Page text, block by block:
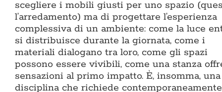
scegliere i mobili giusti per uno spazio
l’arredamento) ma di progettare l’esperienza
complessiva di un ambiente: come la luce
si distribuisce durante la giornata, come i
materiali dialogano tra loro, come gli spazi
possono essere vivibili, come una stanza
sensazioni al primo impatto. È, insomma, una
disciplina che richiede